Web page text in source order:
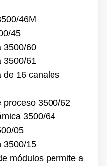
46M
45
3500/60
3500/61
de 16 canales
proceso 3500/62
3500/64
05
3500/15
módulos permite a